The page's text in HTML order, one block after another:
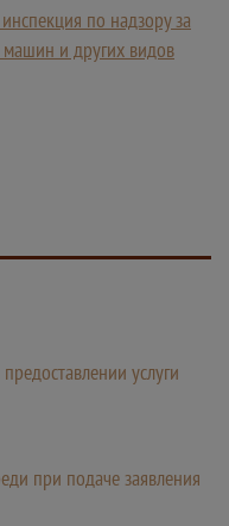
по надзору за
и других видов
услуги
при подаче заявления